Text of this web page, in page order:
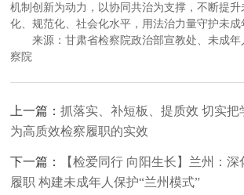
机制创新为动力，以协同共治为支撑，不断提
化、规范化、社会化水平，用法治力量守护未成
来源：甘肃省检察院政治部宣教处、未成
察院
上一篇：抓落实、补短板、提质效 切实把
为高质效检察履职的实效
下一篇：
【检爱同行 向阳生长】兰州：深
履职 构建未成年人保护“兰州模式”